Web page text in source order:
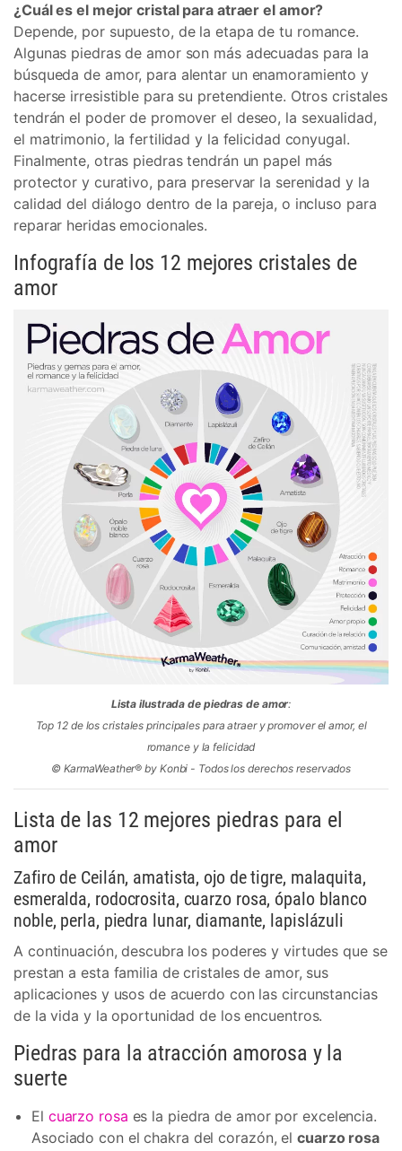
¿Cuál es el mejor cristal para atraer el amor?
Depende, por supuesto, de la etapa de tu romance.
Algunas piedras de amor son más adecuadas para la
búsqueda de amor, para alentar un enamoramiento y
hacerse irresistible para su pretendiente. Otros cristales
tendrán el poder de promover el deseo, la sexualidad,
el matrimonio, la fertilidad y la felicidad conyugal.
Finalmente, otras piedras tendrán un papel más
protector y curativo, para preservar la serenidad y la
calidad del diálogo dentro de la pareja, o incluso para
reparar heridas emocionales.
Infografía de los 12 mejores cristales de
amor
Lista ilustrada de piedras de amor:
Top 12 de los cristales principales para atraer y promover el amor, el
romance y la felicidad
© KarmaWeather® by Konbi - Todos los derechos reservados
Lista de las 12 mejores piedras para el
amor
Zafiro de Ceilán, amatista, ojo de tigre, malaquita,
esmeralda, rodocrosita, cuarzo rosa, ópalo blanco
noble, perla, piedra lunar, diamante, lapislázuli
A continuación, descubra los poderes y virtudes que se
prestan a esta familia de cristales de amor, sus
aplicaciones y usos de acuerdo con las circunstancias
de la vida y la oportunidad de los encuentros.
Piedras para la atracción amorosa y la
suerte
El cuarzo rosa es la piedra de amor por excelencia.
Asociado con el chakra del corazón, elcuarzo rosa